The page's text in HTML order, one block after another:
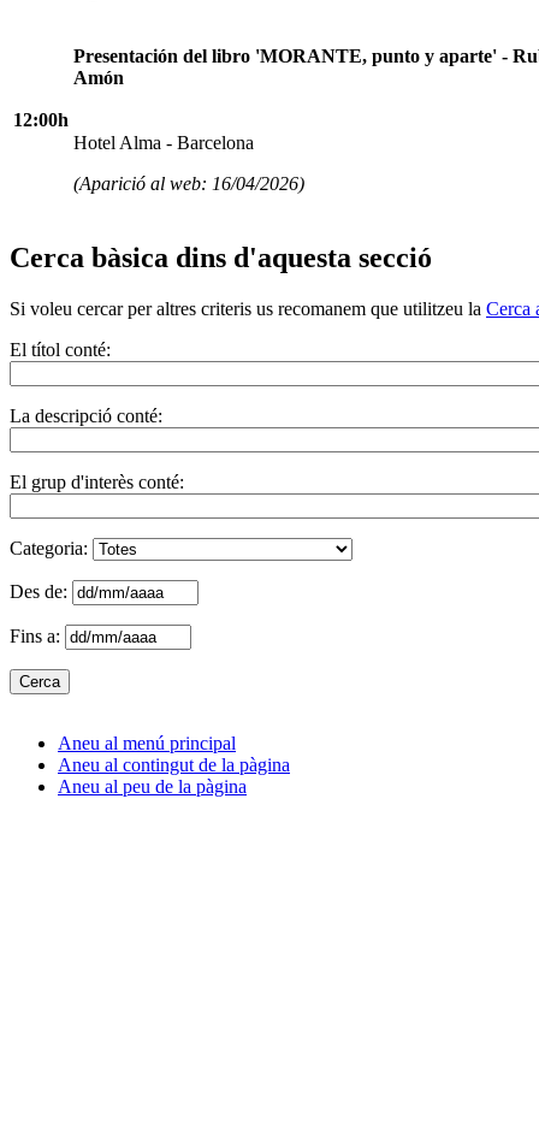
12:00h
Presentación del libro 'MORANTE, punto y aparte' -
Amón
Hotel Alma - Barcelona
(Aparició al web: 16/04/2026)
Cerca bàsica dins d'aquesta secció
Si voleu cercar per altres criteris us recomanem que utilitzeu la Cerca
El títol conté:
La descripció conté:
El grup d'interès conté:
Categoria:
Des de:
Fins a:
Aneu al menú principal
Aneu al contingut de la pàgina
Aneu al peu de la pàgina